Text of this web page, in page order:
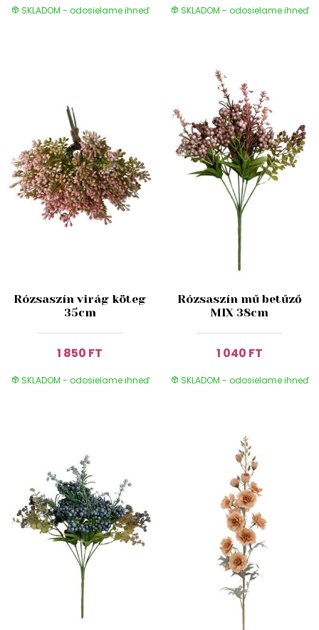
SKLADOM - odosielame ihneď SKLADOM - odosielame ihneď
Rózsaszín virág köteg
35cm
1 850 FT
SKLADOM - odosielame ihneď
Rózsaszín mű betűző
MIX 38cm
1 040 FT
SKLADOM - odosielame ihneď